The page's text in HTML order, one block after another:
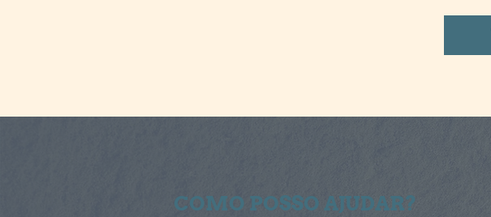
COMO POSSO AJUDAR?